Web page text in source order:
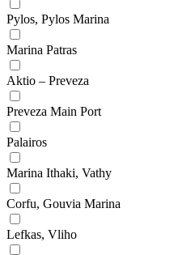
Pylos, Pylos Marina
Marina Patras
Aktio – Preveza
Preveza Main Port
Palairos
Marina Ithaki, Vathy
Corfu, Gouvia Marina
Lefkas, Vliho